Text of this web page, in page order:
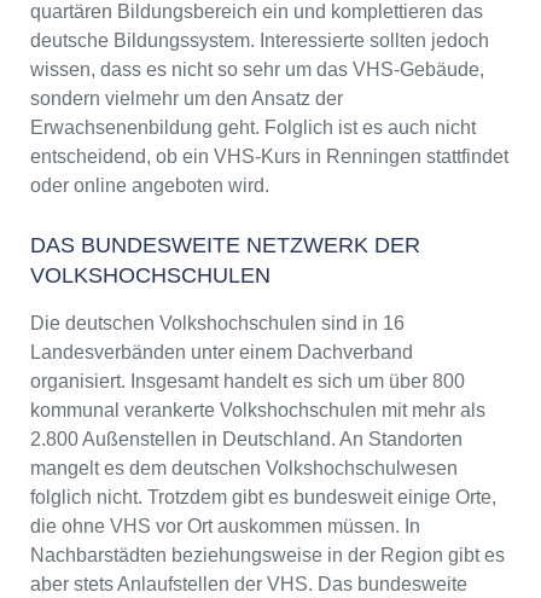
quartären Bildungsbereich ein und komplettieren das
deutsche Bildungssystem. Interessierte sollten jedoch
wissen, dass es nicht so sehr um das VHS-Gebäude,
sondern vielmehr um den Ansatz der
Erwachsenenbildung geht. Folglich ist es auch nicht
entscheidend, ob ein VHS-Kurs in Renningen stattfindet
oder online angeboten wird.
DAS BUNDESWEITE NETZWERK DER
VOLKSHOCHSCHULEN
Die deutschen Volkshochschulen sind in 16
Landesverbänden unter einem Dachverband
organisiert. Insgesamt handelt es sich um über 800
kommunal verankerte Volkshochschulen mit mehr als
2.800 Außenstellen in Deutschland. An Standorten
mangelt es dem deutschen Volkshochschulwesen
folglich nicht. Trotzdem gibt es bundesweit einige Orte,
die ohne VHS vor Ort auskommen müssen. In
Nachbarstädten beziehungsweise in der Region gibt es
aber stets Anlaufstellen der VHS. Das bundesweite